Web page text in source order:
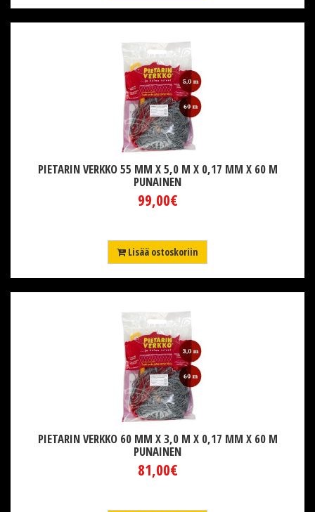
PIETARIN VERKKO 55 MM X 5,0 M X 0,17 MM X 60 M
PUNAINEN
99,00€
Lisää ostoskoriin
PIETARIN VERKKO 60 MM X 3,0 M X 0,17 MM X 60 M
PUNAINEN
81,00€